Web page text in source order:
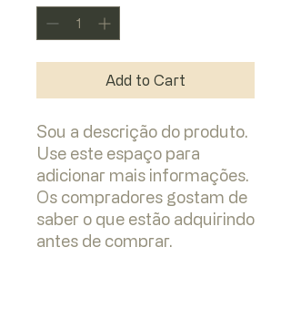
Add to Cart
Sou a descrição do produto.
Use este espaço para
adicionar mais informações.
Os compradores gostam de
saber o que estão adquirindo
antes de comprar.